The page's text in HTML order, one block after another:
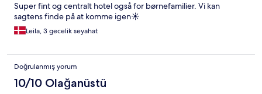
Super fint og centralt hotel også for børnefamilier. Vi kan
sagtens finde på at komme igen☀️
Leila, 3 gecelik seyahat
Doğrulanmış yorum
10/10 Olağanüstü